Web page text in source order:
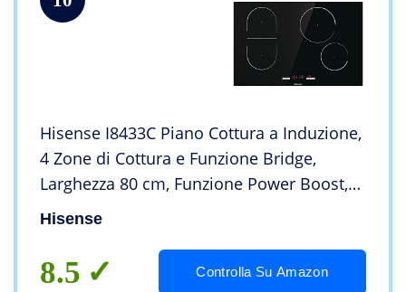
Hisense I8433C Piano Cottura a Induzione,
4 Zone di Cottura e Funzione Bridge,
Larghezza 80 cm, Funzione Power Boost,
Timer di Cottura, Nero
Hisense
8.5 Controlla Su Amazon